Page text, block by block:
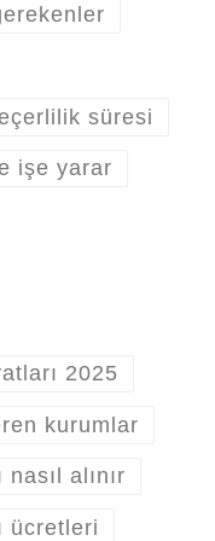
süresi
işe yarar
2025
kurumlar
alınır
ücretleri